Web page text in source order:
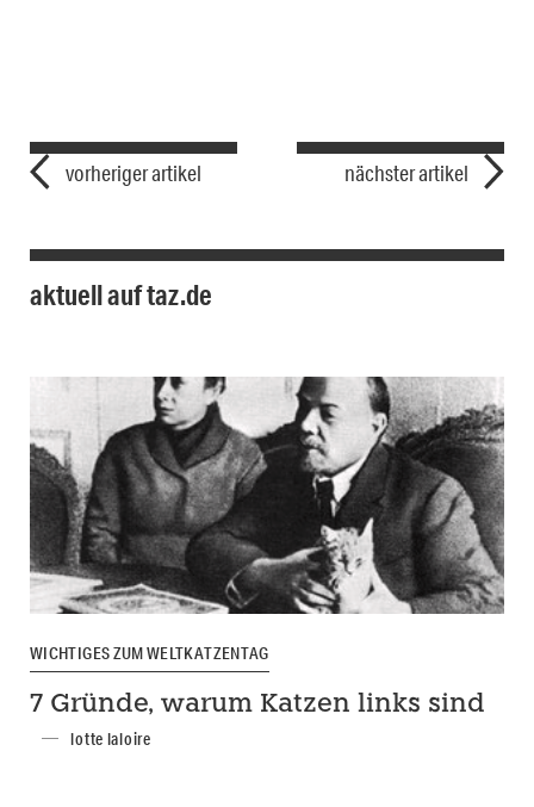
vorheriger artikel nächster artikel
aktuell auf taz.de
WICHTIGES ZUM WELTKATZENTAG
7 Gründe, warum Katzen links sind
lotte laloire